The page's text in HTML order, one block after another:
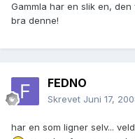
Gammla har en slik en,
bra denne!
FEDNO
Skrevet Juni 17,
har en som ligner selv...